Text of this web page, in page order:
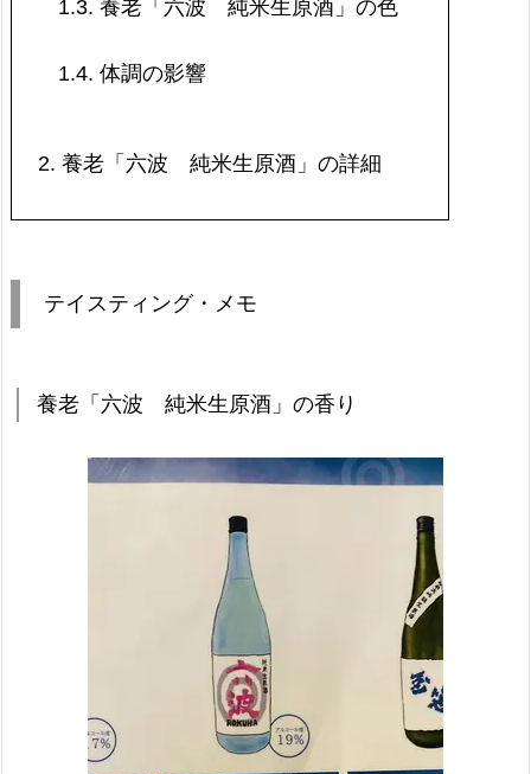
1.3. 養老「六波 純米生原酒」の色
1.4. 体調の影響
2. 養老「六波 純米生原酒」の詳細
テイスティング・メモ
養老「六波 純米生原酒」の香り